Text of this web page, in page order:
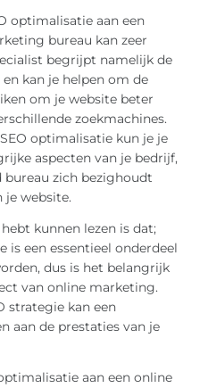
optimalisatie aan een
bureau kan zeer
begrijpt namelijk de
kan je helpen om de
om je website beter
zoekmachines.
optimalisatie kun je je
aspecten van je bedrijf,
bureau zich bezighoudt
website.
kunnen lezen is dat;
een essentieel onderdeel
dus is het belangrijk
van online marketing.
strategie kan een
aan de prestaties van je
aan een online